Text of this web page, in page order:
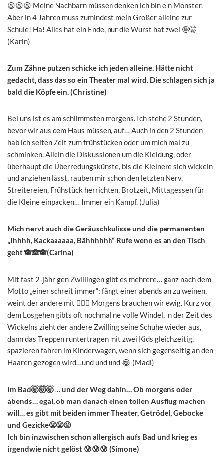
😫😫😫 Meine Nachbarn müssen denken ich bin ein Monster.
Aber in 4 Jahren muss zumindest mein Großer alleine zur
Schule! Ha! Alles hat ein Ende, nur die Wurst hat zwei 🤪🤫
(Karin)
Zum Zähne putzen schicke ich jeden alleine. Hätte nicht
gedacht, dass das so ein Theater mal wird. Die schlagen sich ja
bald die Köpfe ein. (Christine)
Bei uns ist es am schlimmsten morgens. Ich stehe 2 Stunden,
bevor wir aus dem Haus müssen, auf… Auch in den 2 Stunden
hab ich selten Zeit zum frühstücken oder um mich mal zu
schminken. Allein die Diskussionen um die Kleidung, oder
überhaupt die Überredungskünste, bis die Kleinere sich wickeln
und anziehen lässt, rauben mir schon den letzten Nerv.
Streitereien, Frühstück herrichten, Brotzeit, Mittagessen für
die Kleine einpacken… Immer ein Kampf. (Julia)
Mich nervt auch die Geräuschkulisse und die permanenten
„Ihhhh, Kackaaaaaa, Bähhhhhh“ Rufe wenn es an den Tisch
geht 🙈🙈🙈(Carina)
Mit fast 2-jährigen Zwillingen gibt es mehrere… ganz nach dem
Motto „einer schreit immer“: fängt einer abends an zu weinen,
weint der andere mit 🤷🏼‍♀️ Morgens brauchen wir ewig. Kurz vor
dem Losgehen gibts oft nochmal ne volle Windel, in der Zeit des
Wickelns zieht der andere Zwilling seine Schuhe wieder aus,
dann das Treppen runtertragen mit zwei Kids gleichzeitig,
spazieren fahren im Kinderwagen, wenn sich gegenseitig an den
Haaren gezogen wird…und und und 😂 (Madi)
Im Bad🤯🤯🤯 … und der Weg dahin… Ob morgens oder
abends… egal, ob man danach einen tollen Ausflug machen
will… es gibt mit beiden immer Theater, Getrödel, Gebocke
und Gezicke😤😤😤
Ich bin inzwischen schon allergisch aufs Bad und krieg es
irgendwie nicht gelöst 😰😰😰 (Simone)